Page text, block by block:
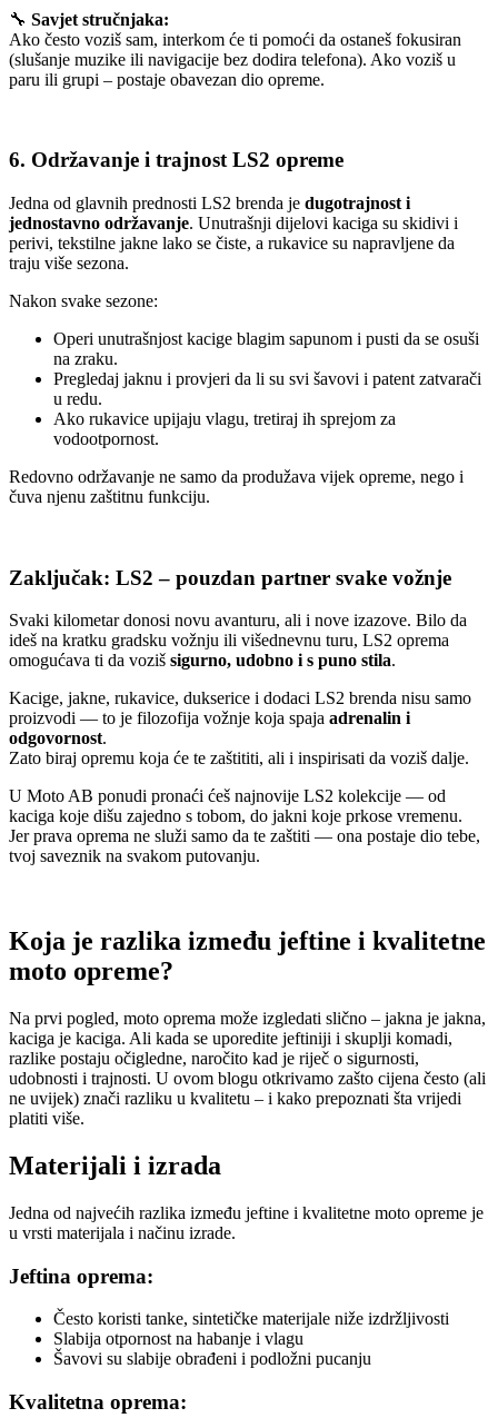
🔧 Savjet stručnjaka:
Ako često voziš sam, interkom će ti pomoći da ostaneš fokusiran
(slušanje muzike ili navigacije bez dodira telefona). Ako voziš u
paru ili grupi – postaje obavezan dio opreme.
6. Održavanje i trajnost LS2 opreme
Jedna od glavnih prednosti LS2 brenda je dugotrajnost i
jednostavno održavanje. Unutrašnji dijelovi kaciga su skidivi i
perivi, tekstilne jakne lako se čiste, a rukavice su napravljene da
traju više sezona.
Nakon svake sezone:
Operi unutrašnjost kacige blagim sapunom i pusti da se osuši
na zraku.
Pregledaj jaknu i provjeri da li su svi šavovi i patent zatvarači
u redu.
Ako rukavice upijaju vlagu, tretiraj ih sprejom za
vodootpornost.
Redovno održavanje ne samo da produžava vijek opreme, nego i
čuva njenu zaštitnu funkciju.
Zaključak: LS2 – pouzdan partner svake vožnje
Svaki kilometar donosi novu avanturu, ali i nove izazove. Bilo da
ideš na kratku gradsku vožnju ili višednevnu turu, LS2 oprema
omogućava ti da voziš sigurno, udobno i s puno stila.
Kacige, jakne, rukavice, dukserice i dodaci LS2 brenda nisu samo
proizvodi — to je filozofija vožnje koja spaja adrenalin i
odgovornost.
Zato biraj opremu koja će te zaštititi, ali i inspirisati da voziš dalje.
U Moto AB ponudi pronaći ćeš najnovije LS2 kolekcije — od
kaciga koje dišu zajedno s tobom, do jakni koje prkose vremenu.
Jer prava oprema ne služi samo da te zaštiti — ona postaje dio tebe,
tvoj saveznik na svakom putovanju.
Koja je razlika između jeftine i kvalitetne
moto opreme?
Na prvi pogled, moto oprema može izgledati slično – jakna je jakna,
kaciga je kaciga. Ali kada se uporedite jeftiniji i skuplji komadi,
razlike postaju očigledne, naročito kad je riječ o sigurnosti,
udobnosti i trajnosti. U ovom blogu otkrivamo zašto cijena često (ali
ne uvijek) znači razliku u kvalitetu – i kako prepoznati šta vrijedi
platiti više.
Materijali i izrada
Jedna od najvećih razlika između jeftine i kvalitetne moto opreme je
u vrsti materijala i načinu izrade.
Jeftina oprema:
Često koristi tanke, sintetičke materijale niže izdržljivosti
Slabija otpornost na habanje i vlagu
Šavovi su slabije obrađeni i podložni pucanju
Kvalitetna oprema: